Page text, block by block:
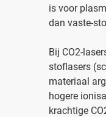
is voor
dan vaste-
Bij CO2-
stoflasers
materiaal
hogere
krachtige